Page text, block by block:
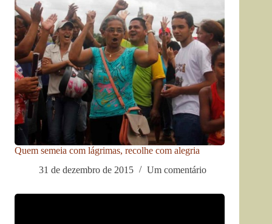
Quem semeia com lágrimas, recolhe com alegria
31 de dezembro de 2015
Um comentário